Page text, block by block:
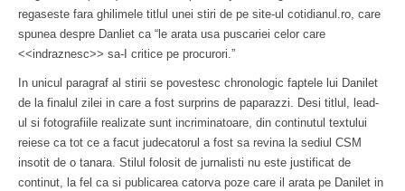
regaseste fara ghilimele titlul unei stiri de pe site-ul cotidianul.ro, care
spunea despre Danliet ca “le arata usa puscariei celor care
<<indraznesc>> sa-I critice pe procurori.”
In unicul paragraf al stirii se povestesc chronologic faptele lui Danilet
de la finalul zilei in care a fost surprins de paparazzi. Desi titlul, lead-
ul si fotografiile realizate sunt incriminatoare, din continutul textului
reiese ca tot ce a facut judecatorul a fost sa revina la sediul CSM
insotit de o tanara. Stilul folosit de jurnalisti nu este justificat de
continut, la fel ca si publicarea catorva poze care il arata pe Danilet in